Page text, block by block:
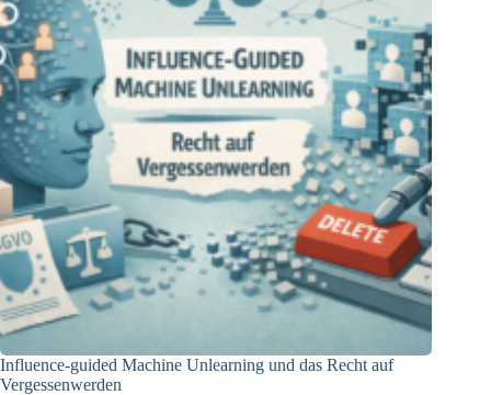
Influence-guided Machine Unlearning und das Recht auf
Vergessenwerden